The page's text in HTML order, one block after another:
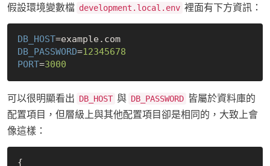
假設環境變數檔 development.local.env 裡面有下方資訊：
DB_HOST
=example.com
DB_PASSWORD=12345678
PORT=3000
可以很明顯看出 DB_HOST 與 DB_PASSWORD 皆屬於資料庫的
配置項目，但層級上與其他配置項目卻是相同的，大致上會
像這樣：
{